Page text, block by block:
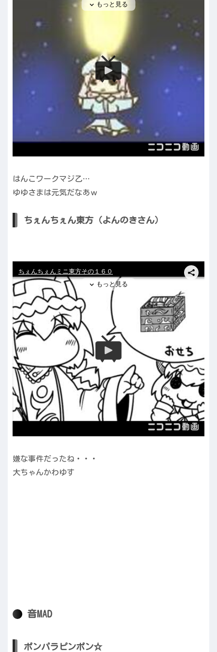
はんこワークマジ乙…
ゆゆさまは元気だなあｗ
ちぇんちぇん東方（よんのきさん）
嫌な事件だったね・・・
大ちゃんかわゆす
音MAD
ポンパラピンポン☆